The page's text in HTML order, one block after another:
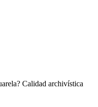
Calidad archivística